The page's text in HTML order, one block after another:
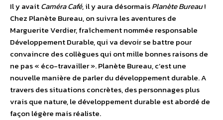
Il y avaitCaméra Café, il y aura désormaisPlanète Bureau!
Chez Planète Bureau, on suivra les aventures de
Marguerite Verdier, fraîchement nommée responsable
Développement Durable, qui va devoir se battre pour
convaincre des collègues qui ont mille bonnes raisons de
ne pas « éco-travailler ». Planète Bureau, c’est une
nouvelle manière de parler du développement durable. A
travers des situations concrètes, des personnages plus
vrais que nature, le développement durable est abordé de
façon légère mais réaliste.